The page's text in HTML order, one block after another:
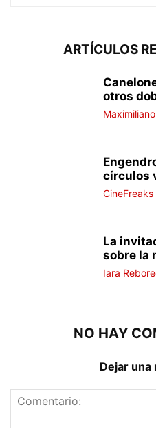
ARTÍCULOS
otros
círculos
La
sobre la
Iara
NO HAY
Dejar una